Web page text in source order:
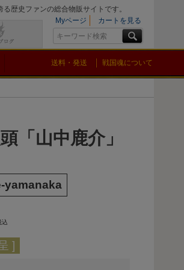
歴史ファンの総合物販サイトです。
Myページ
カートを見る
送料・発送 戦国魂について
「山中鹿介」
yamanaka
込
]